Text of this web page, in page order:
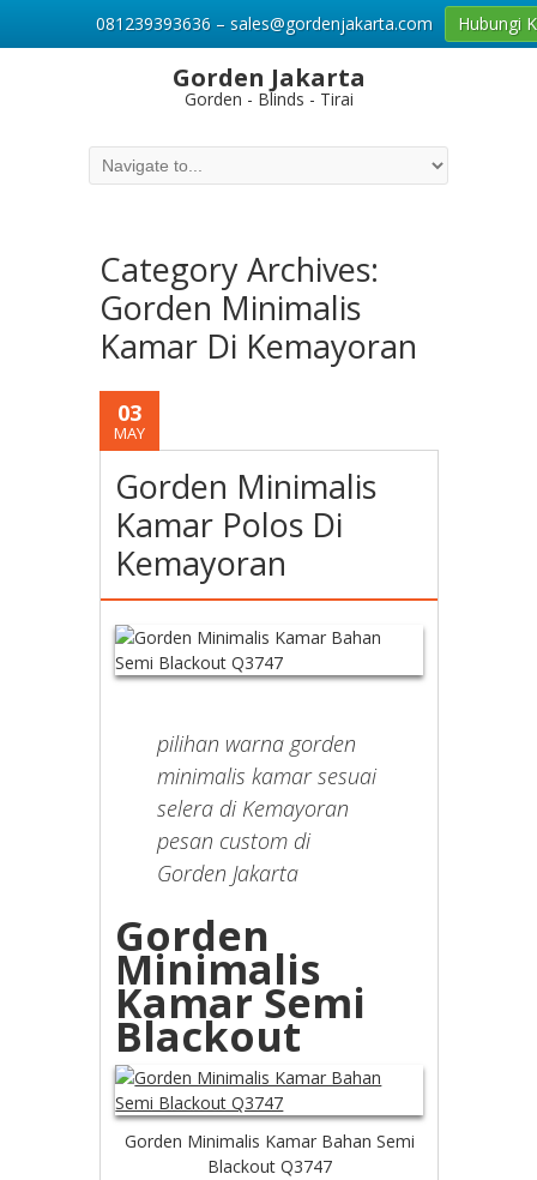
Gorden Jakarta
Gorden - Blinds - Tirai
Category Archives:
Gorden Minimalis
Kamar Di Kemayoran
03
MAY
Gorden Minimalis
Kamar Polos Di
Kemayoran
pilihan warna gorden
minimalis kamar sesuai
selera di Kemayoran
pesan custom di
Gorden Jakarta
Gorden
Minimalis
Kamar Semi
Blackout
Gorden Minimalis Kamar Bahan Semi
Blackout Q3747
081239393636 – sales@gordenjakarta.com Hubungi